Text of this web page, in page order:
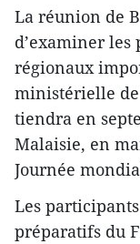
La réunion de
d’examiner
régionaux
ministérielle de
tiendra en
Malaisie, en
Journée
Les
préparatifs du